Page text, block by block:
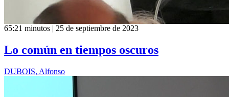
65:21 minutos | 25 de septiembre de 2023
Lo común en tiempos oscuros
DUBOIS, Alfonso